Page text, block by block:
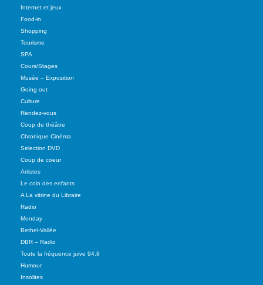
Internet et jeux
Food-in
Shopping
Tourisme
SPA
Cours/Stages
Musée – Exposition
Going out
Culture
Rendez-vous
Coup de théâtre
Chronique Cinéma
Selection DVD
Coup de coeur
Artistes
Le coin des enfants
A La vitrine du Libraire
Radio
Monday
Bethel-Vallée
DBR – Radio
Toute la fréquence juive 94.8
Humour
Insolites